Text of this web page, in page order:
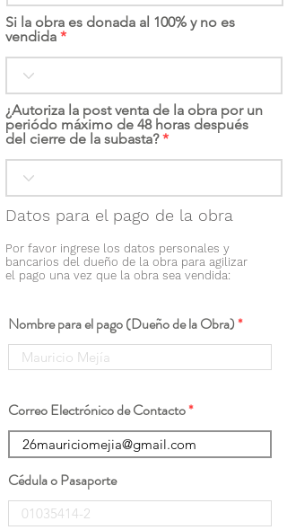
Si la obra es donada al 100% y no es
vendida
¿Autoriza la post venta de la obra por un
periódo máximo de 48 horas después
del cierre de la subasta?
Datos para el pago de la obra
Por favor ingrese los datos personales y
bancarios del dueño de la obra para agilizar
el pago una vez que la obra sea vendida:
Nombre para el pago (Dueño de la Obra)
Correo Electrónico de Contacto
Cédula o Pasaporte